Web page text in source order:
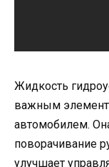
Жидкость
важным
автомобилем.
поворачивание
улучшает